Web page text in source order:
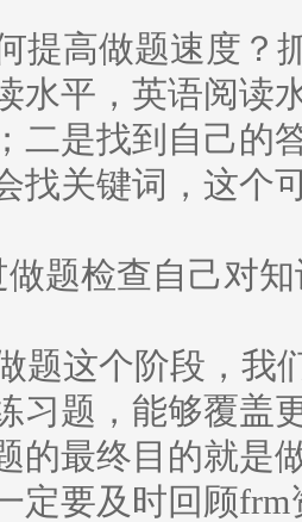
提高做题速度？
水平，英语阅读
二是找到自己的
找关键词，这个
题检查自己对知
题这个阶段，我
习题，能够覆盖
的最终目的就是
定要及时回顾